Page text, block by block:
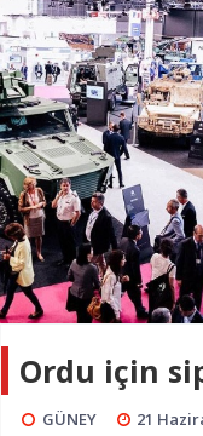
Ordu için
GÜNEY 21